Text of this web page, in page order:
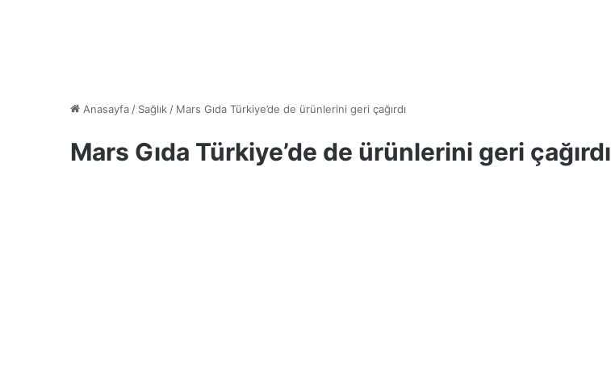
Anasayfa / Sağlık / Mars Gıda Türkiye’de de ürünlerini geri çağırdı
Mars Gıda Türkiye’de de ürünlerini geri çağırdı